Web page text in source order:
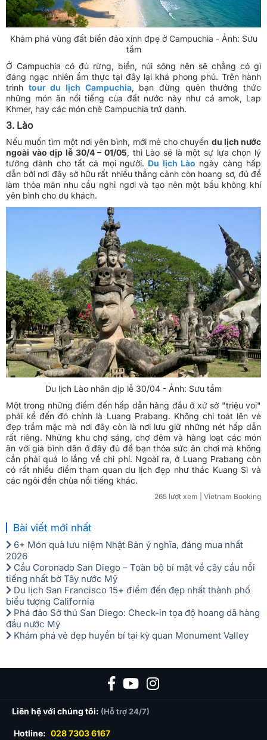
Khám phá vùng đất biển đảo xinh đpẹ ở Campuchia - Ảnh: Sưu
tầm
Ở Campuchia có đủ rừng, biển, núi sông nên sẽ chẳng có gì
đáng ngạc nhiên ẩm thực tại đây lại khá phong phú. Trên hành
trình tour du lịch Campuchia, bạn đừng quên thưởng thức
những món ăn nổi tiếng của đất nước này như cá amok, Lap
Khmer, hay các món chè Campuchia trứ danh.
3. Lào
Nếu muốn tìm một nơi yên bình, mới mẻ cho chuyến du lịch nước
ngoài vào dịp lễ 30/4 – 01/05, thì Lào sẽ là một sự lựa chọn lý
tưởng dành cho tất cả mọi người. Du lịch Lào ngày càng hấp
dẫn bởi nơi đây sở hữu rất nhiều thắng cảnh còn hoang sơ, đủ để
làm thỏa mãn nhu cầu nghỉ ngơi và tạo nên một bầu không khí
yên bình cho du khách.
Du lịch Lào nhân dịp lễ 30/04 - Ảnh: Sưu tầm
Một trong những điểm đến hấp dẫn hàng đầu ở xứ sở "triệu voi"
phải kể đến đó chính là Luang Prabang. Không chỉ toát lên vẻ
đẹp trầm mặc mà nơi đây còn là nơi lưu giữ những nét hấp dẫn
rất riêng. Những khu chợ sáng, chợ đêm và hàng loạt các món
ăn với giá bình dân ở đây đủ để bạn thỏa sức ăn chơi mà không
cần phải quá lo lắng về chi phí. Ngoài ra, ở Luang Prabang còn
có rất nhiều điểm tham quan du lịch đẹp như thác Kuang Si và
các ngôi đền chùa nổi tiếng khác.
265 lượt xem | Vietnam Booking
Bài viết mới nhất
6+ Món quà lưu niệm Nhật Bản ý nghĩa, đáng mua nhất
2026
Cầu Coronado San Diego – Toàn bộ bí mật về cây cầu nổi
tiếng nhất bờ Tây nước Mỹ
Du lịch San Francisco 15+ điểm đến đẹp nhất thành phố
biểu tượng California
Phá đảo Sở thú San Diego: Check-in tọa độ hoang dã hàng
đầu nước Mỹ
Khám phá vẻ đẹp huyền bí tại kỳ quan Monument Valley
Liên hệ với chúng tôi: (Hỗ trợ 24/7)
Hotline: 028 7303 6167